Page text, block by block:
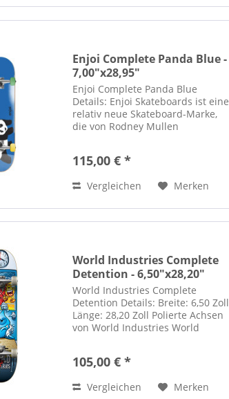
Enjoi Complete Panda Blue -
7,00"x28,95"
Enjoi Complete Panda Blue
Details: Enjoi Skateboards ist eine
relativ neue Skateboard-Marke,
die von Rodney Mullen
Group, vertrieben wird. Ihre
115,00 € *
Vergleichen Merken
World Industries Complete
Detention - 6,50"x28,20"
World Industries Complete
Detention Details: Breite: 6,50 Zoll
Länge: 28,20 Zoll Polierte Achsen
von World Industries World
Konstruktion aus hochwertigem
105,00 € *
Vergleichen Merken